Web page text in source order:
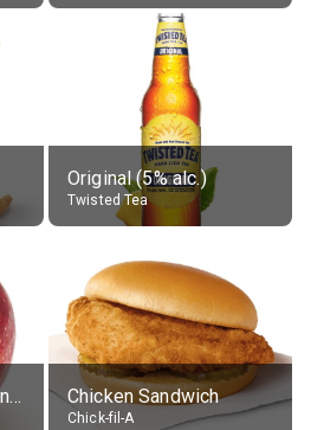
Original (5% alc.)
Twisted Tea
Manzanas, crudas, con piel Chicken Sandwich
Chick-fil-A